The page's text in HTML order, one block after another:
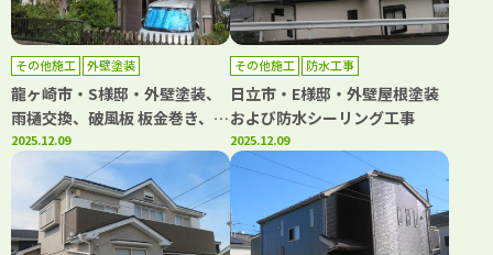
その他施工 外壁塗装
龍ヶ崎市・S様邸・外壁塗装、
雨樋交換、破風板 板金巻き、軒
天上張り工事
2025.12.09
その他施工 防水工事
日立市・E様邸・外壁屋根塗装
および防水シーリング工事
2025.12.09